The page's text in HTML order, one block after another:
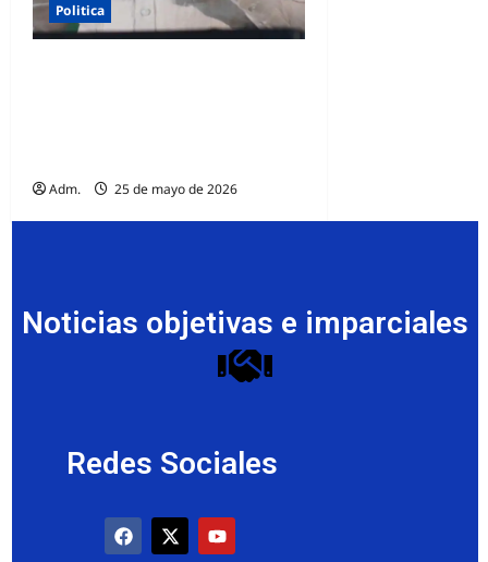
Politica
Adm. 25 de mayo de 2026
Noticias objetivas e imparciales
Redes Sociales